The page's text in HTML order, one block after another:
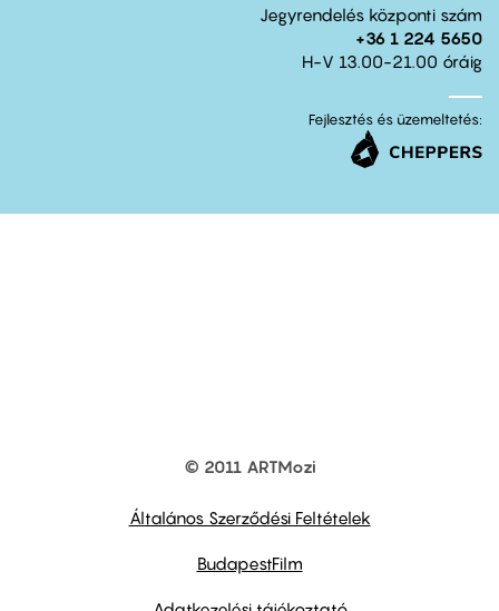
Jegyrendelés központi szám
+36 1 224 5650
H-V 13.00-21.00 óráig
Fejlesztés és üzemeltetés:
© 2011 ARTMozi
Általános Szerződési Feltételek
BudapestFilm